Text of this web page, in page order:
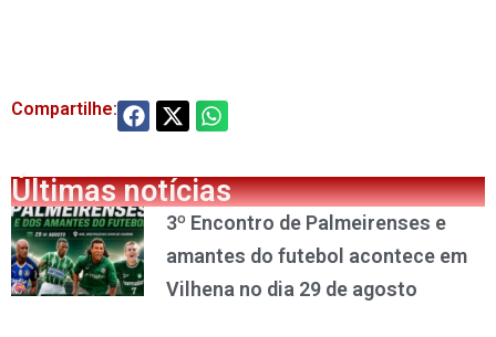
Compartilhe:
Últimas notícias
3º Encontro de Palmeirenses e
amantes do futebol acontece em
Vilhena no dia 29 de agosto